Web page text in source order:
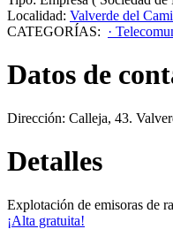
Localidad: Valverde del
CATEGORÍAS: ·
Datos de
Dirección: Calleja, 43.
Detalles
Explotación de emisoras de
¡Alta gratuita!